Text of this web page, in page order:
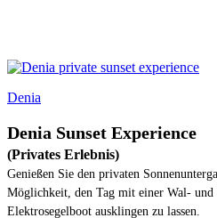
Denia
Denia Sunset Experience
(Privates Erlebnis)
Genießen Sie den privaten
Möglichkeit, den Tag mit einer Wal- und
Elektrosegelboot ausklingen zu lassen.